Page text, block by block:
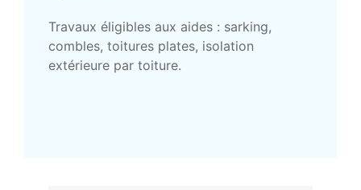
Travaux éligibles aux aides : sarking,
combles, toitures plates, isolation
extérieure par toiture.